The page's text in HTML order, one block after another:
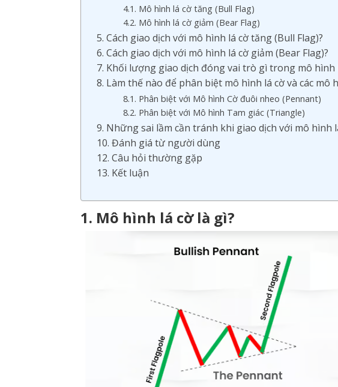
4.1. Mô hình lá cờ tăng (Bull Flag)
4.2. Mô hình lá cờ giảm (Bear Flag)
5. Cách giao dịch với mô hình lá cờ tăng (Bull Flag)?
6. Cách giao dịch với mô hình lá cờ giảm (Bear Flag)?
7. Khối lượng giao dịch đóng vai trò gì trong mô hình
8. Làm thế nào để phân biệt mô hình lá cờ và các mô
8.1. Phân biệt với Mô hình Cờ đuôi nheo (Pennant)
8.2. Phân biệt với Mô hình Tam giác (Triangle)
9. Những sai lầm cần tránh khi giao dịch với mô hình
10. Đánh giá từ người dùng
12. Câu hỏi thường gặp
13. Kết luận
1. Mô hình lá cờ là gì?